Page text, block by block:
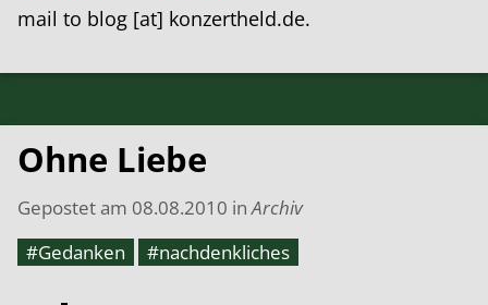
mail to blog [at] konzertheld.de.
Ohne Liebe
Gepostet am 08.08.2010 inArchiv
#Gedanken
#nachdenkliches